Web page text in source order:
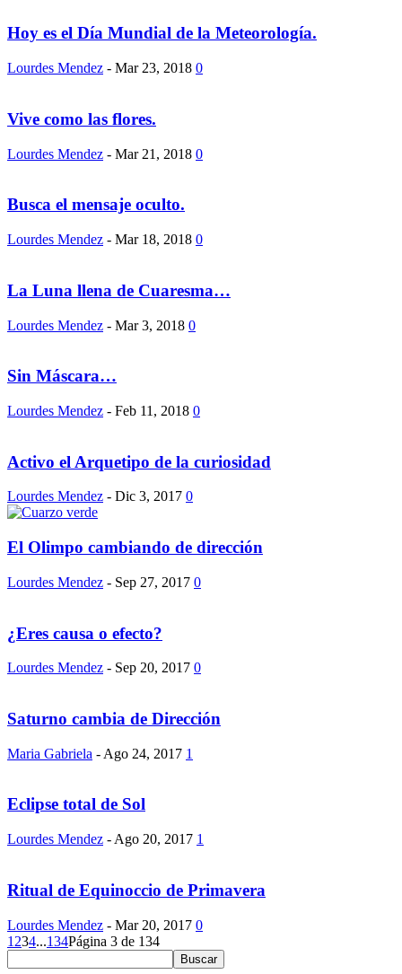
Hoy es el Día Mundial de la Meteorología.
Lourdes Mendez - Mar 23, 2018 0
Vive como las flores.
Lourdes Mendez - Mar 21, 2018 0
Busca el mensaje oculto.
Lourdes Mendez - Mar 18, 2018 0
La Luna llena de Cuaresma…
Lourdes Mendez - Mar 3, 2018 0
Sin Máscara…
Lourdes Mendez - Feb 11, 2018 0
Activo el Arquetipo de la curiosidad
Lourdes Mendez - Dic 3, 2017 0
El Olimpo cambiando de dirección
Lourdes Mendez - Sep 27, 2017 0
¿Eres causa o efecto?
Lourdes Mendez - Sep 20, 2017 0
Saturno cambia de Dirección
Maria Gabriela - Ago 24, 2017 1
Eclipse total de Sol
Lourdes Mendez - Ago 20, 2017 1
Ritual de Equinoccio de Primavera
Lourdes Mendez - Mar 20, 2017 0
1 234...134Página 3 de 134